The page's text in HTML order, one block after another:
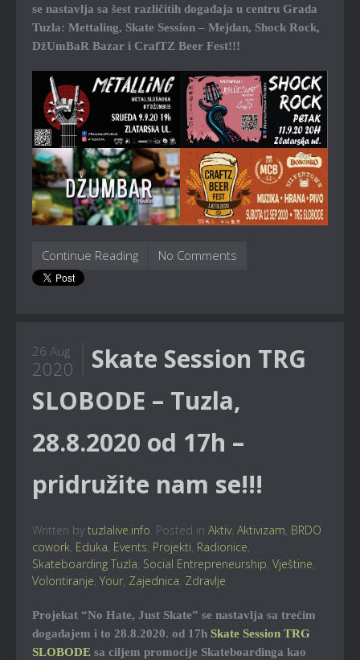
se nastavlja sa šest različitih događaja u centru Grada
Tuzla: Mettaling, Skate Session – Mejdan, Shock Rock,
DžUmBaR Bazar i CrafTZ Beer Fest!!!
Continue Reading No Comments
26 Aug
2020
Skate Session TRG
SLOBODE – Tuzla,
28.8.2020 od 17h –
pridružite nam se!!!
Written by tuzlalive.info. Posted in Aktiv, Aktivizam, BRDO
cowork, Eduka, Events, Projekti, Radionice,
Skateboarding Tuzla, Social Entrepreneurship, Vještine,
Volontiranje, Your, Zajednica, Zdravlje
Projekat “No Hate, Just Skate” se nastavlja sa trećim
događajem i to 28.8.2020. od 17h Skate Session TRG
SLOBODE sa ciljem promocije Skateboardinga kao